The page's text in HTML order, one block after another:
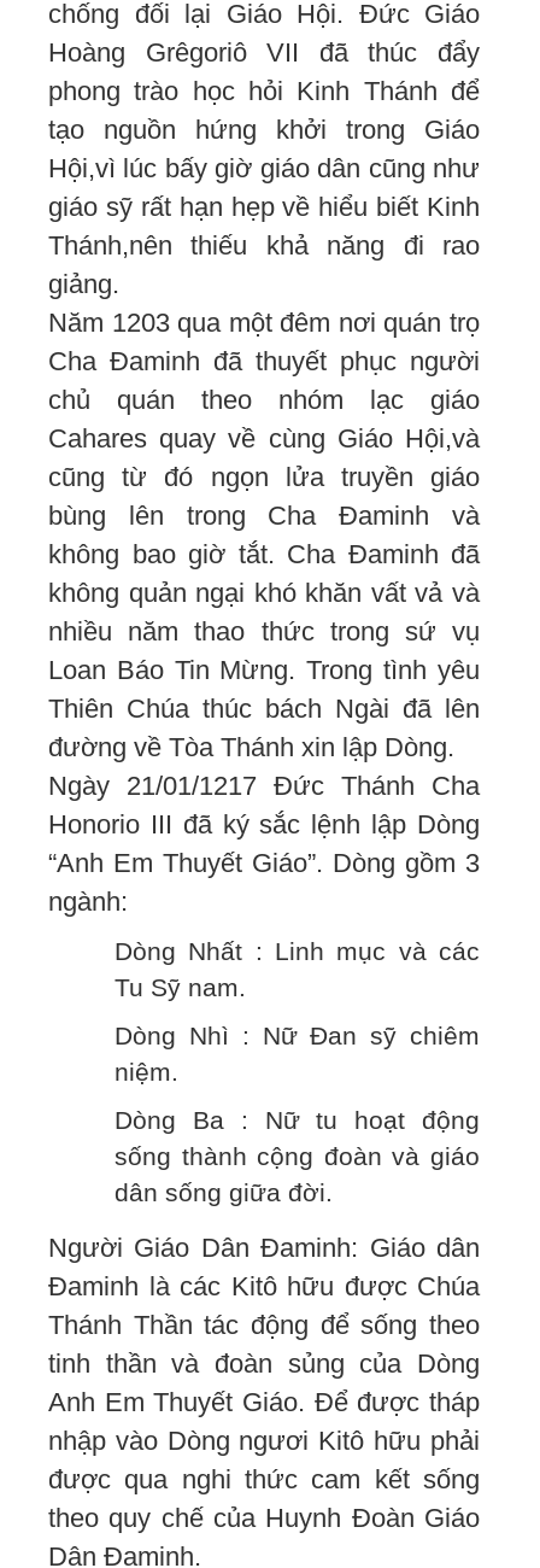
chống đối lại Giáo Hội. Đức Giáo
Hoàng Grêgoriô VII đã thúc đẩy
phong trào học hỏi Kinh Thánh để
tạo nguồn hứng khởi trong Giáo
Hội,vì lúc bấy giờ giáo dân cũng như
giáo sỹ rất hạn hẹp về hiểu biết Kinh
Thánh,nên thiếu khả năng đi rao
giảng.
Năm 1203 qua một đêm nơi quán trọ
Cha Đaminh đã thuyết phục người
chủ quán theo nhóm lạc giáo
Cahares quay về cùng Giáo Hội,và
cũng từ đó ngọn lửa truyền giáo
bùng lên trong Cha Đaminh và
không bao giờ tắt. Cha Đaminh đã
không quản ngại khó khăn vất vả và
nhiều năm thao thức trong sứ vụ
Loan Báo Tin Mừng. Trong tình yêu
Thiên Chúa thúc bách Ngài đã lên
đường về Tòa Thánh xin lập Dòng.
Ngày 21/01/1217 Đức Thánh Cha
Honorio III đã ký sắc lệnh lập Dòng
“Anh Em Thuyết Giáo”. Dòng gồm 3
ngành:
Dòng Nhất : Linh mục và các
Tu Sỹ nam.
Dòng Nhì : Nữ Đan sỹ chiêm
niệm.
Dòng Ba : Nữ tu hoạt động
sống thành cộng đoàn và giáo
dân sống giữa đời.
Người Giáo Dân Đaminh: Giáo dân
Đaminh là các Kitô hữu được Chúa
Thánh Thần tác động để sống theo
tinh thần và đoàn sủng của Dòng
Anh Em Thuyết Giáo. Để được tháp
nhập vào Dòng ngươi Kitô hữu phải
được qua nghi thức cam kết sống
theo quy chế của Huynh Đoàn Giáo
Dân Đaminh.